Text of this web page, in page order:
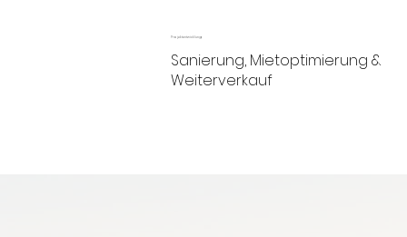
Projektentwicklung
Sanierung, Mietoptimierung &
Weiterverkauf